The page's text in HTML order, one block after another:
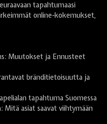
tapahtumaasi
online-kokemukset,
Muutokset ja Ennusteet
bränditietoisuutta ja
tapahtuma Suomessa
Mitä asiat saavat viihtymään